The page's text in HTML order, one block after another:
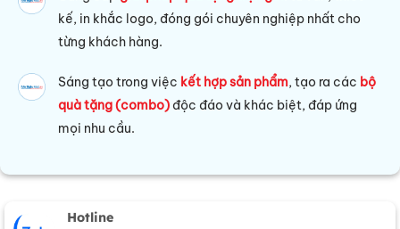
kế, in khắc logo, đóng gói chuyên nghiệp nhất cho
từng khách hàng.
Sáng tạo trong việc kết hợp sản phẩm, tạo ra các bộ
quà tặng (combo) độc đáo và khác biệt, đáp ứng
mọi nhu cầu.
Hotline